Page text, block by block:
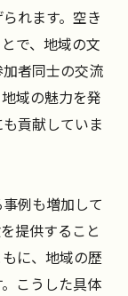
れます。空き
で、地域の文
者同士の交流
域の魅力を発
貢献していま
例も増加して
提供すること
に、地域の歴
こうした具体